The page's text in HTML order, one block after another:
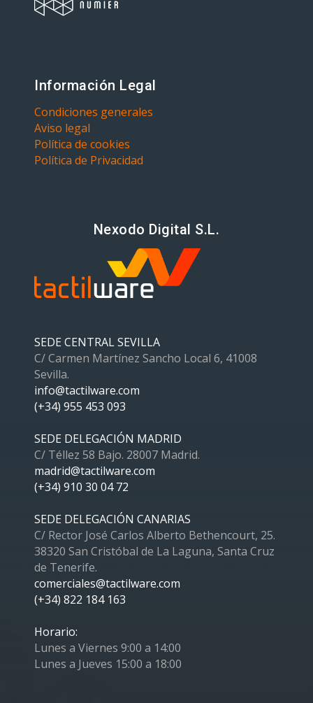
Información Legal
Condiciones generales
Aviso legal
Política de cookies
Política de Privacidad
Nexodo Digital S.L.
SEDE CENTRAL SEVILLA
C/ Carmen Martínez Sancho Local 6, 41008
Sevilla.
info@tactilware.com
(+34) 955 453 093
SEDE DELEGACIÓN MADRID
C/ Téllez 58 Bajo. 28007 Madrid.
madrid@tactilware.com
(+34) 910 30 04 72
SEDE DELEGACIÓN CANARIAS
C/ Rector José Carlos Alberto Bethencourt, 25.
38320 San Cristóbal de La Laguna, Santa Cruz
de Tenerife.
comerciales@tactilware.com
(+34) 822 184 163
Horario:
Lunes a Viernes 9:00 a 14:00
Lunes a Jueves 15:00 a 18:00